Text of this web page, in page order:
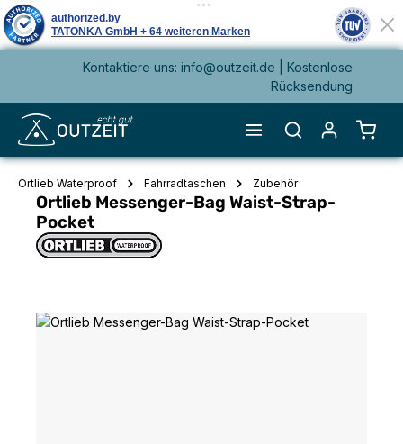
springenKontaktiere uns: info@outzeit.de | Kostenlose
Rücksendung
Ortlieb Waterproof Fahrradtaschen Zubehör
Ortlieb Messenger-Bag Waist-Strap-
Pocket
Bildergalerie überspringen